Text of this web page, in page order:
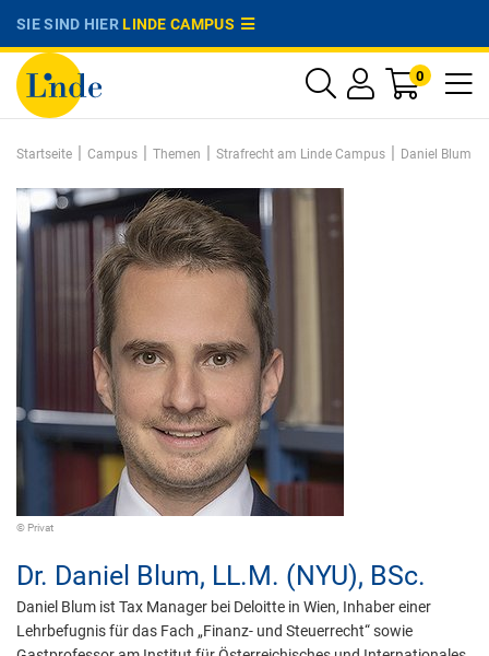
SIE SIND HIERLINDE CAMPUS
0
Startseite | Campus | Themen | Strafrecht am Linde Campus | Daniel Blum
© Privat
Dr. Daniel Blum, LL.M. (NYU), BSc.
Daniel Blum ist Tax Manager bei Deloitte in Wien, Inhaber einer
Lehrbefugnis für das Fach „Finanz- und Steuerrecht“ sowie